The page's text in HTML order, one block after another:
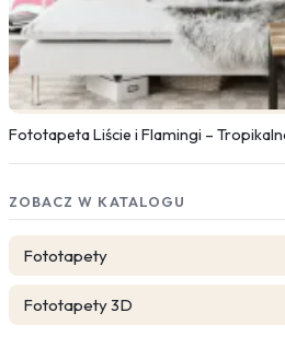
Fototapeta Liście i Flamingi –
ZOBACZ W KATALOGU
Fototapety
Fototapety 3D